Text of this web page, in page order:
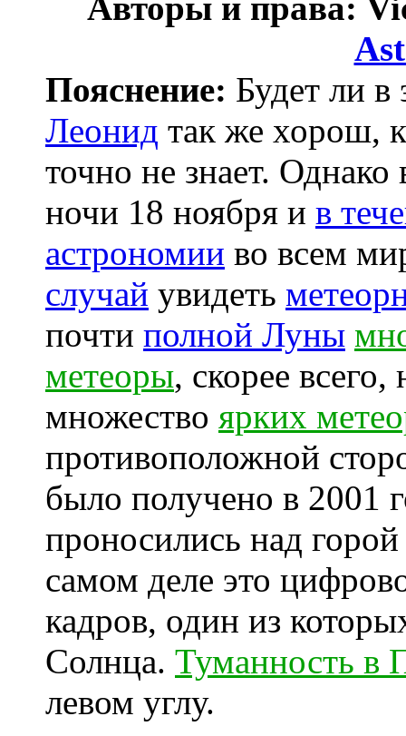
Пояснение: Будет ли
Леонид так же хорош,
точно не знает.
ночи 18 ноября и в
астрономии во всем
случай увидеть
почти полной Луны
метеоры, скорее всего,
множество ярких
противоположной
было получено в 2001
проносились над
самом деле это
кадров, один из
Солнца. Туманность в
левом углу.